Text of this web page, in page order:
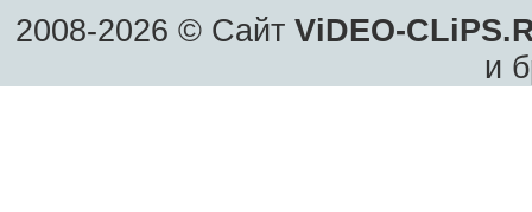
2008-2026 © Сайт ViDEO-
и